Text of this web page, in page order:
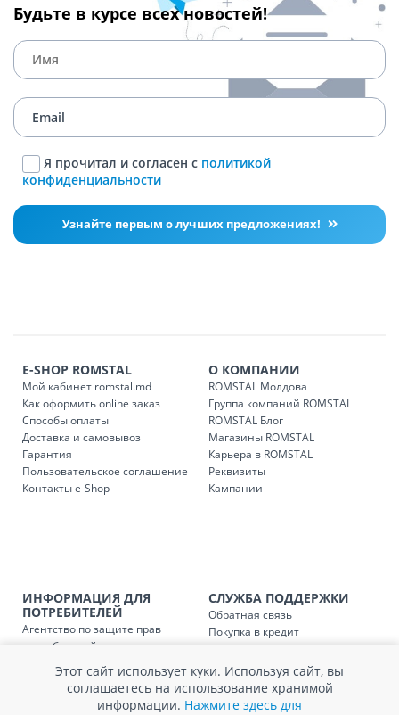
Будьте в курсе всех новостей!
Я прочитал и согласен с политикой
конфиденциальности
Узнайте первым о лучших предложениях!
E-SHOP ROMSTAL
Мой кабинет romstal.md
Как оформить online заказ
Способы оплаты
Доставка и самовывоз
Гарантия
Пользовательское соглашение
Контакты e-Shop
О КОМПАНИИ
ROMSTAL Молдова
Группа компаний ROMSTAL
ROMSTAL Блог
Магазины ROMSTAL
Карьера в ROMSTAL
Реквизиты
Кампании
ИНФОРМАЦИЯ ДЛЯ
ПОТРЕБИТЕЛЕЙ
Агентство по защите прав
потребителей
Обработка и защита
персональных данных
Политика cookie
СЛУЖБА ПОДДЕРЖКИ
Обратная связь
Покупка в кредит
Обмен и возврат
Вопросы и ответы
Сервисный центр
Этот сайт использует куки. Используя сайт, вы
соглашаетесь на использование хранимой
информации. Нажмите здесь для